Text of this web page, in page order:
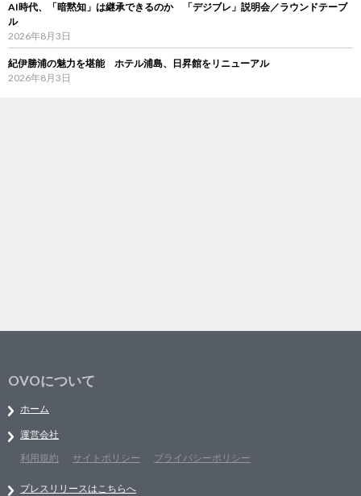
AI時代、「暗黙知」は継承できるのか 「デジブレ」説明会／ラウンドテーブ
ル
2026年8月3日
紀伊勝浦の魅力を堪能 ホテル浦島、日昇館をリニューアル
2026年8月3日
OVOについて
ホーム
運営会社
利用規約
サイトポリシー プライバシーポリシー
プレスリリースはこちらへ